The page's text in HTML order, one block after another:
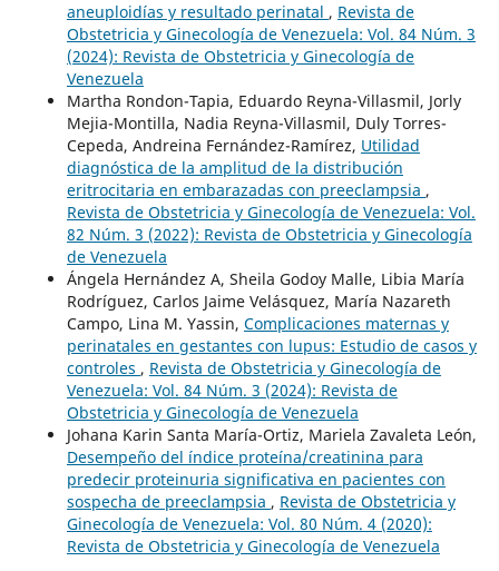
aneuploidías y resultado perinatal , Revista de
Obstetricia y Ginecología de Venezuela: Vol. 84 Núm. 3
(2024): Revista de Obstetricia y Ginecología de
Venezuela
Martha Rondon-Tapia, Eduardo Reyna-Villasmil, Jorly
Mejia-Montilla, Nadia Reyna-Villasmil, Duly Torres-
Cepeda, Andreina Fernández-Ramírez, Utilidad
diagnóstica de la amplitud de la distribución
eritrocitaria en embarazadas con preeclampsia ,
Revista de Obstetricia y Ginecología de Venezuela: Vol.
82 Núm. 3 (2022): Revista de Obstetricia y Ginecología
de Venezuela
Ángela Hernández A, Sheila Godoy Malle, Libia María
Rodríguez, Carlos Jaime Velásquez, María Nazareth
Campo, Lina M. Yassin, Complicaciones maternas y
perinatales en gestantes con lupus: Estudio de casos y
controles , Revista de Obstetricia y Ginecología de
Venezuela: Vol. 84 Núm. 3 (2024): Revista de
Obstetricia y Ginecología de Venezuela
Johana Karin Santa María-Ortiz, Mariela Zavaleta León,
Desempeño del índice proteína/creatinina para
predecir proteinuria significativa en pacientes con
sospecha de preeclampsia , Revista de Obstetricia y
Ginecología de Venezuela: Vol. 80 Núm. 4 (2020):
Revista de Obstetricia y Ginecología de Venezuela